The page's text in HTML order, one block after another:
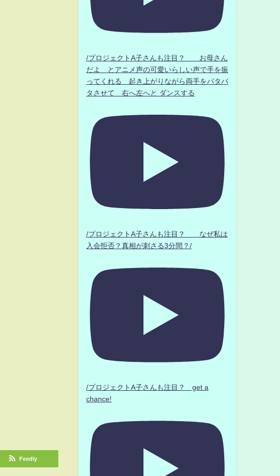
Feedly
/プロジェクトA子さんも注目？ お母さん
だよ とアニメ声の可愛いらしい声で手を振
ってくれる 起き上がりながら両手をパタパ
タさせて 右へ左へと ダンスする
/プロジェクトA子さんも注目？ なぜ私は
入会拒否？真相が刺さる3分間？/
/プロジェクトA子さんも注目？ get a
chance!